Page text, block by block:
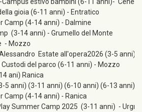
gioia (6-11 anni) - Entratico
Camp (4-14 anni) - Dalmine
(3-14 anni) - Grumello del Monte
- Mozzo
Estate all'opera2026 (3-5 anni)
Custodi del parco (6-11 anni) - Mozzo
ani) Ranica
5 anni) (3-11 anni) (6-10 anni) (6-13 anni)
Camp (4-14 anni) - Ranica
Summer Camp 2025 (3-11 anni) -